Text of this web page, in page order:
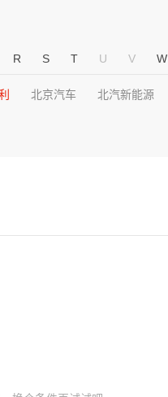
R S T U V W
北京汽车 北汽新能源